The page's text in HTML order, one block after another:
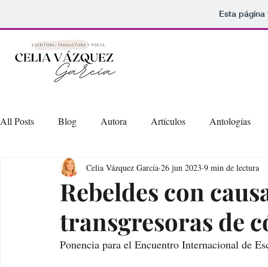
Esta
All Posts Blog Autora Artículos Antologías
Rebeldes con
transgresoras de
Celia Vázquez García 26 jun 2023 9 min de lectura
Ponencia para el Encuentro Internacional de